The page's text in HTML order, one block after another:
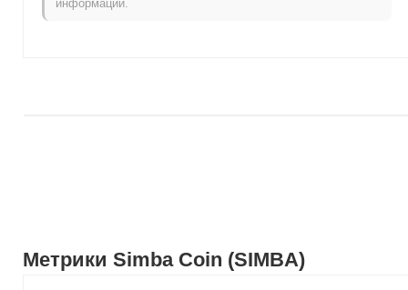
Метрики Simba Coin (SIMBA)
рыночного импульса.
информации.